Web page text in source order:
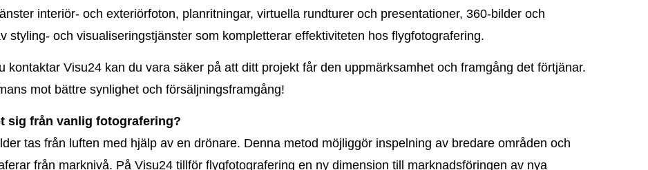
interiör- och exteriörfoton, planritningar, virtuella rundturer och presentationer, 360-bilder och
styling- och visualiseringstjänster som kompletterar effektiviteten hos flygfotografering.
Visu24 kan du vara säker på att ditt projekt får den uppmärksamhet och framgång det förtjänar.
mot bättre synlighet och försäljningsframgång!
sig från vanlig fotografering?
tas från luften med hjälp av en drönare. Denna metod möjliggör inspelning av bredare områden och
från marknivå. På Visu24 tillför flygfotografering en ny dimension till marknadsföringen av nya